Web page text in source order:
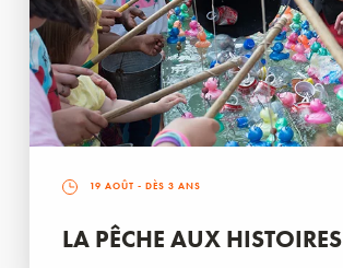
19 AOÛT - DÈS 3 ANS
LA PÊCHE AUX HISTOIRES